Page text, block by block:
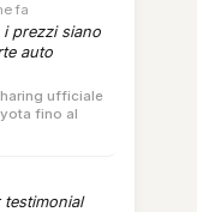
fa
i prezzi siano
auto
ufficiale
fino al
testimonial